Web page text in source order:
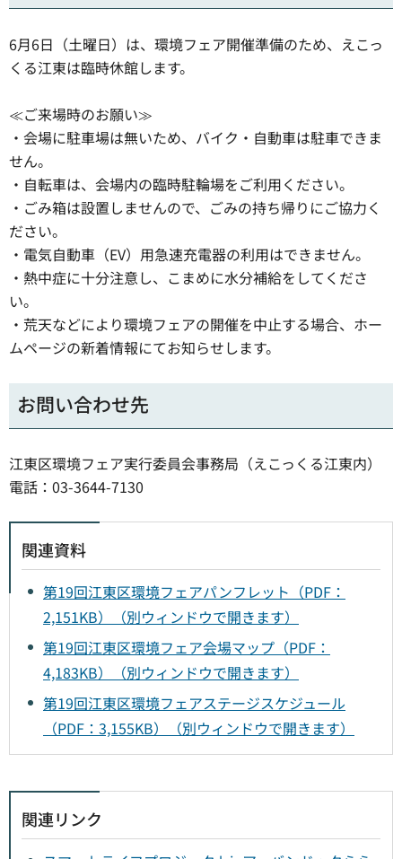
6月6日（土曜日）は、環境フェア開催準備のため、えこっ
くる江東は臨時休館します。
≪ご来場時のお願い≫
・会場に駐車場は無いため、バイク・自動車は駐車できま
せん。
・自転車は、会場内の臨時駐輪場をご利用ください。
・ごみ箱は設置しませんので、ごみの持ち帰りにご協力く
ださい。
・電気自動車（EV）用急速充電器の利用はできません。
・熱中症に十分注意し、こまめに水分補給をしてくださ
い。
・荒天などにより環境フェアの開催を中止する場合、ホー
ムページの新着情報にてお知らせします。
お問い合わせ先
江東区環境フェア実行委員会事務局（えこっくる江東内）
電話：03-3644-7130
関連資料
第19回江東区環境フェアパンフレット（PDF：
2,151KB）（別ウィンドウで開きます）
第19回江東区環境フェア会場マップ（PDF：
4,183KB）（別ウィンドウで開きます）
第19回江東区環境フェアステージスケジュール
（PDF：3,155KB）（別ウィンドウで開きます）
関連リンク